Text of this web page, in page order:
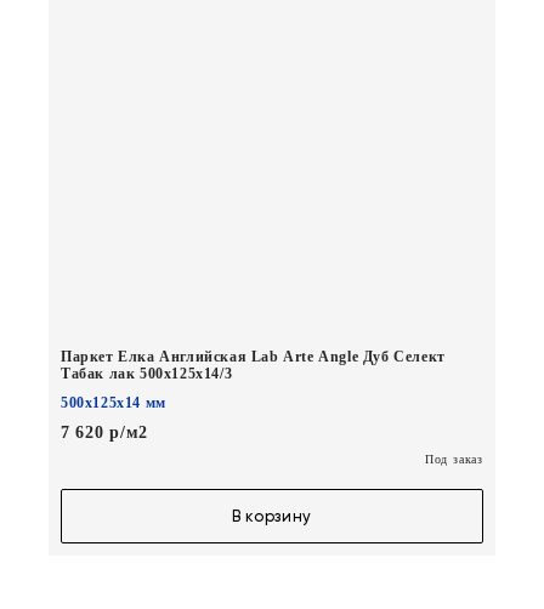
Паркет Елка Английская Lab Arte Angle Дуб Селект
Табак лак 500х125х14/3
500х125х14 мм
7 620 р/м2
Под заказ
В корзину